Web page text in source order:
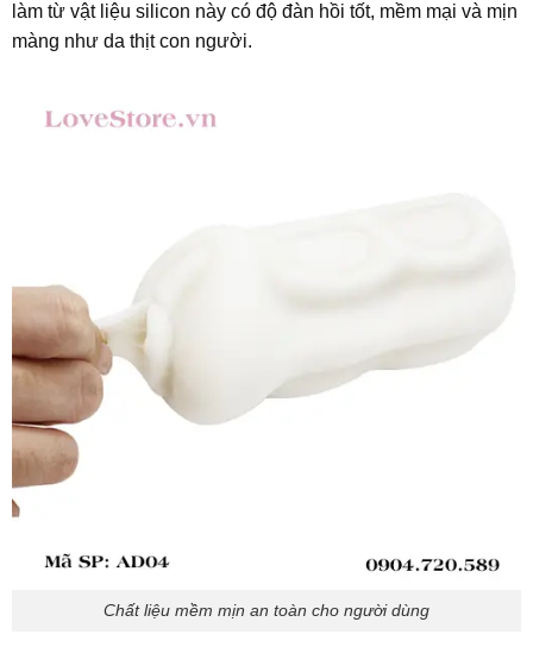
làm từ vật liệu silicon này có độ đàn hồi tốt, mềm mại và mịn
màng như da thịt con người.
Chất liệu mềm mịn an toàn cho người dùng